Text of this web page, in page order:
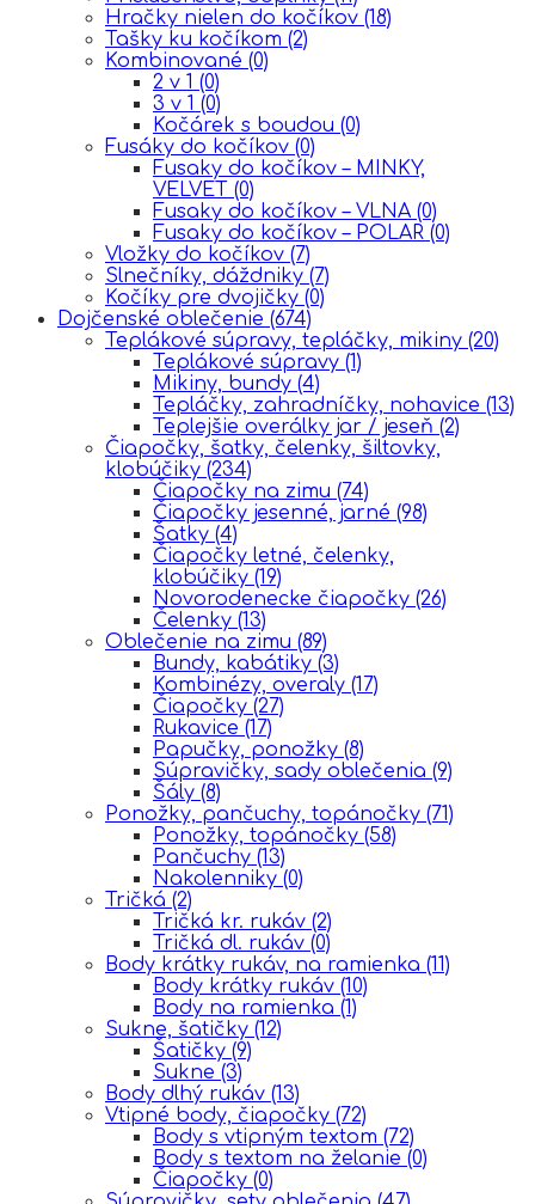
Hračky nielen do kočíkov (18)
Tašky ku kočíkom (2)
Kombinované (0)
2 v 1 (0)
3 v 1 (0)
Kočárek s boudou (0)
Fusáky do kočíkov (0)
Fusaky do kočíkov – MINKY,
VELVET (0)
Fusaky do kočíkov – VLNA (0)
Fusaky do kočíkov – POLAR (0)
Vložky do kočíkov (7)
Slnečníky, dáždniky (7)
Kočíky pre dvojičky (0)
Dojčenské oblečenie (674)
Teplákové súpravy, tepláčky, mikiny (20)
Teplákové súpravy (1)
Mikiny, bundy (4)
Tepláčky, zahradníčky, nohavice (13)
Teplejšie overálky jar / jeseň (2)
Čiapočky, šatky, čelenky, šiltovky,
klobúčiky (234)
Čiapočky na zimu (74)
Čiapočky jesenné, jarné (98)
Šatky (4)
Čiapočky letné, čelenky,
klobúčiky (19)
Novorodenecke čiapočky (26)
Čelenky (13)
Oblečenie na zimu (89)
Bundy, kabátiky (3)
Kombinézy, overaly (17)
Čiapočky (27)
Rukavice (17)
Papučky, ponožky (8)
Súpravičky, sady oblečenia (9)
Šály (8)
Ponožky, pančuchy, topánočky (71)
Ponožky, topánočky (58)
Pančuchy (13)
Nakolenniky (0)
Tričká (2)
Tričká kr. rukáv (2)
Tričká dl. rukáv (0)
Body krátky rukáv, na ramienka (11)
Body krátky rukáv (10)
Body na ramienka (1)
Sukne, šatičky (12)
Šatičky (9)
Sukne (3)
Body dlhý rukáv (13)
Vtipné body, čiapočky (72)
Body s vtipným textom (72)
Body s textom na želanie (0)
Čiapočky (0)